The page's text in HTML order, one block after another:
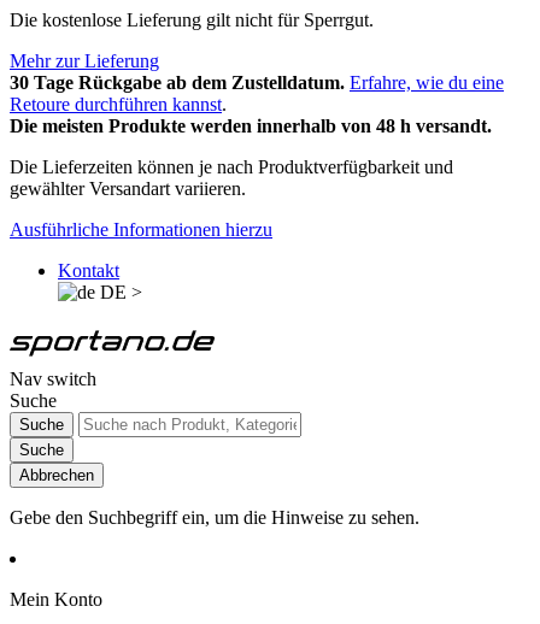
Die kostenlose Lieferung gilt nicht für Sperrgut.
Mehr zur Lieferung
30 Tage Rückgabe ab dem Zustelldatum. Erfahre, wie du eine
Retoure durchführen kannst.
Die meisten Produkte werden innerhalb von 48 h versandt.
Die Lieferzeiten können je nach Produktverfügbarkeit und
gewählter Versandart variieren.
Ausführliche Informationen hierzu
Kontakt
DE >
Nav switch
Suche
Suche
Suche
Abbrechen
Gebe den Suchbegriff ein, um die Hinweise zu sehen.
Mein Konto